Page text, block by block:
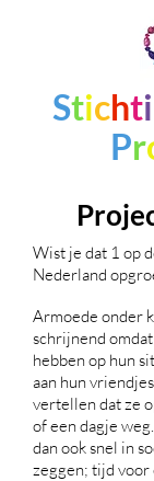
Stichti
Pr
Wist je dat 1 op
Nederland
Armoede onder
schrijnend
hebben op hun
aan hun
vertellen dat ze
of een dagje
dan ook snel in
zeggen; tijd